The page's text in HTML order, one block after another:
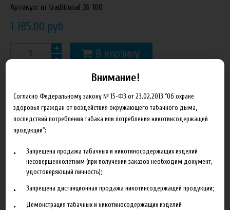
Артикул: m_traditional_36_100
1 185.00 руб
В корзину
Характеристики Отзывы
Производитель
Внимание!
Согласно Федеральному закону № 15-ФЗ от 23.02.2013 "Об охране
здоровья граждан от воздействия окружающего табачного дыма,
последствий потребления табака или потребления никотинсодержащей
продукции":
Запрещена продажа табачных и никотиносодержащих изделий
несовершеннолетним (при получении заказов необходим документ,
удостоверяющий личность);
Запрещена дистанционная продажа никотинсодержащей продукции;
Демонстрация табачных и никотиносодержащих изделий